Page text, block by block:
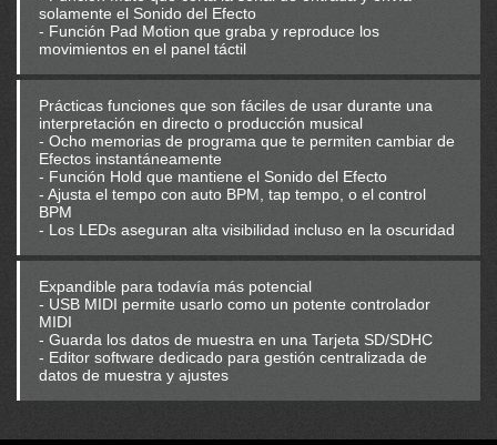
solamente el Sonido del Efecto
- Función Pad Motion que graba y reproduce los
movimientos en el panel táctil
Prácticas funciones que son fáciles de usar durante una
interpretación en directo o producción musical
- Ocho memorias de programa que te permiten cambiar de
Efectos instantáneamente
- Función Hold que mantiene el Sonido del Efecto
- Ajusta el tempo con auto BPM, tap tempo, o el control
BPM
- Los LEDs aseguran alta visibilidad incluso en la oscuridad
Expandible para todavía más potencial
- USB MIDI permite usarlo como un potente controlador
MIDI
- Guarda los datos de muestra en una Tarjeta SD/SDHC
- Editor software dedicado para gestión centralizada de
datos de muestra y ajustes